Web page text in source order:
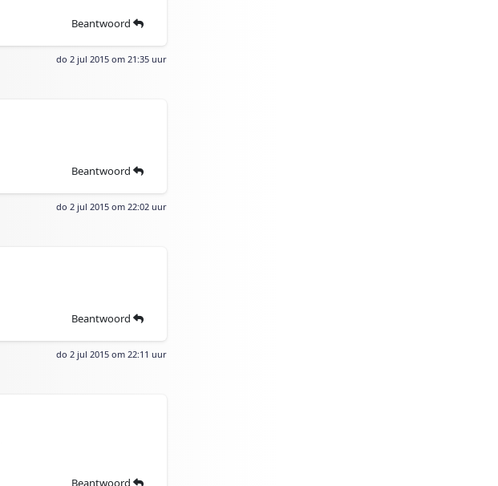
Beantwoord
do 2 jul 2015 om 21:35 uur
Beantwoord
do 2 jul 2015 om 22:02 uur
Beantwoord
do 2 jul 2015 om 22:11 uur
Beantwoord